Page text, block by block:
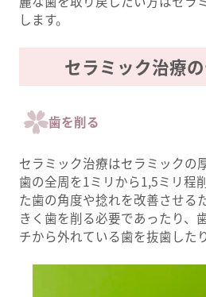
します。
セラミック治療
歯を削る
セラミック治療はセラミックの
歯の全周を1ミリから1,5ミリ程
た歯の角度や捻れを改善させる
きく歯を削る必要であったり、
チから外れている歯を抜歯した